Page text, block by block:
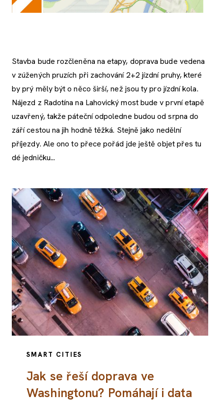
Stavba bude rozčleněna na etapy, doprava bude vedena
v zúžených pruzích při zachování 2+2 jízdní pruhy, které
by prý měly být o něco širší, než jsou ty pro jízdní kola.
Nájezd z Radotína na Lahovický most bude v první etapě
uzavřený, takže páteční odpoledne budou od srpna do
září cestou na jih hodně těžká. Stejně jako nedělní
příjezdy. Ale ono to přece pořád jde ještě objet přes tu
dé jedničku...
SMART CITIES
Jak se řeší doprava ve
Washingtonu? Pomáhají i data